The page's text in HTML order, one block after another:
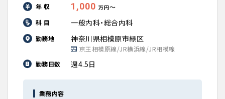
年 収 1,000 万円〜
科 目
一般内科・総合内科
勤務地 神奈川県相模原市緑区
京王相模原線/JR横浜線/JR相模線
勤務日数
週4.5日
業務内容